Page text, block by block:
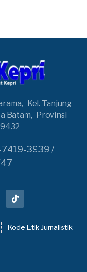
Kel. Tanjung
Batam, Provinsi
3939 /
Kode Etik Jurnalistik